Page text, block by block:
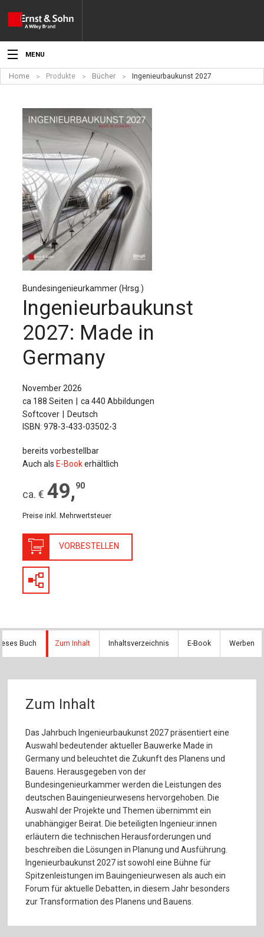
MENU
Aktuelles
Veranstaltungen
Angebote
Fachgebiete
Produkte
Werben
Service
Für Autor:innen
Verlag
Sprache / Language: DE
Home Produkte Bücher Ingenieurbaukunst 2027
Bundesingenieurkammer (Hrsg.)
Ingenieurbaukunst
2027: Made in
Germany
November 2026
ca 188 Seiten
ca 440 Abbildungen
Softcover
Deutsch
ISBN: 978-3-433-03502-3
bereits vorbestellbar
Auch als E-Bookerhältlich
ca. € 49,90
Preise inkl. Mehrwertsteuer
VORBESTELLEN
Buch Zum Inhalt Inhaltsverzeichnis E-Book Werben
Zum Inhalt
Das Jahrbuch Ingenieurbaukunst 2027 präsentiert eine
Auswahl bedeutender aktueller Bauwerke Made in
Germany und beleuchtet die Zukunft des Planens und
Bauens. Herausgegeben von der
Bundesingenieurkammer werden die Leistungen des
deutschen Bauingenieurwesens hervorgehoben. Die
Auswahl der Projekte und Themen übernimmt ein
unabhängiger Beirat. Die beteiligten Ingenieur:innen
erläutern die technischen Herausforderungen und
beschreiben die Lösungen in Planung und Ausführung.
Ingenieurbaukunst 2027 ist sowohl eine Bühne für
Spitzenleistungen im Bauingenieurwesen als auch ein
Forum für aktuelle Debatten, in diesem Jahr besonders
zur Transformation des Planens und Bauens.